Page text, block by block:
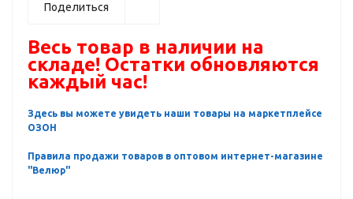
Поделиться
Весь товар в наличии на
складе! Остатки обновляются
каждый час!
Здесь вы можете увидеть наши товары на маркетплейсе
ОЗОН
Правила продажи товаров в оптовом интернет-магазине
"Велюр"